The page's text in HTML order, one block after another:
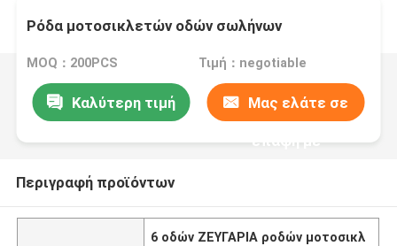
Ρόδα μοτοσικλετών οδών σωλήνων
MOQ：200PCS Τιμή：negotiable
Καλύτερη τιμή Μας ελάτε σε
επαφή με
Περιγραφή προϊόντων
6 οδών ΖΕΥΓΑΡΙΑ ροδών μοτοσικλ